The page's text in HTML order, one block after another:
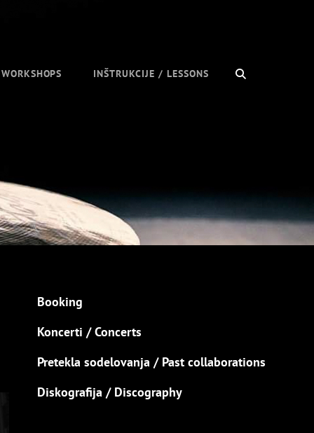
INŠTRUKCIJE / LESSONS
Booking
Koncerti / Concerts
Pretekla sodelovanja / Past collaborations
Diskografija / Discography